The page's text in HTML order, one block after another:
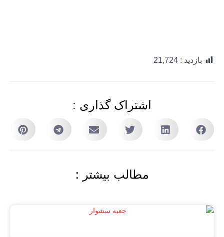
بازدید : 21,724
اشتراک گذاری :
مطالب بیشتر :